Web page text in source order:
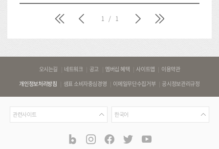
처
음
1 / 1
막
오시는길 네트워크 공고 멤버십 혜택 사이트맵
이용약관
개인정보처리방침
샘표 소비자중심경영 이메일무단수집거부 공시정보관리규정
관
련
관련사이트
언
어
한국어
blog instagramfacebook
twitter